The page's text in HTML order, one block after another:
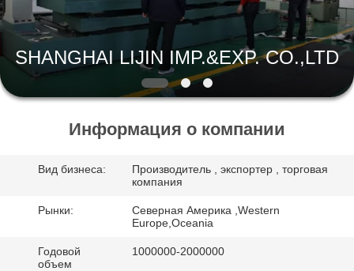
О
НАС
ПУТЕШЕСТВИЕ
ФАБРИКИ
ПРОВЕРКА
КАЧЕСТВА
СВЯЖИТЕСЬ
SHANGHAI LIJIN IMP.&EXP. CO.,LTD
Информация о компании
Вид бизнеса:
Производитель , экспортер , торговая
компания
Рынки:
Северная Америка ,Western
Europe,Oceania
Годовой
объем
1000000-2000000